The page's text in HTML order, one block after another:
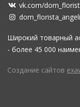
vk.com/
Широкий товарный
- более 45 000
Создание сайтов